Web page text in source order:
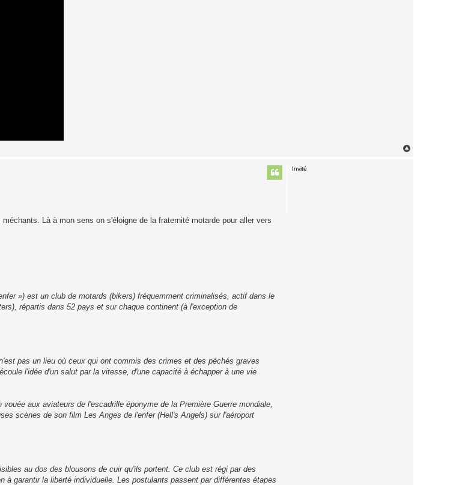
Invité
Là à mon sens on s'éloigne de la fraternité motarde pour aller vers
») est un club de motards (bikers) fréquemment criminalisés, actif dans le
répartis dans 52 pays et sur chaque continent (à l'exception de
pas un lieu où ceux qui ont commis des crimes et des péchés graves
l'idée d'un salut par la vitesse, d'une capacité à échapper à une vie
aux aviateurs de l'escadrille éponyme de la Première Guerre mondiale,
scènes de son film Les Anges de l'enfer (Hell's Angels) sur l'aéroport
au dos des blousons de cuir qu'ils portent. Ce club est régi par des
garantir la liberté individuelle. Les postulants passent par différentes étapes